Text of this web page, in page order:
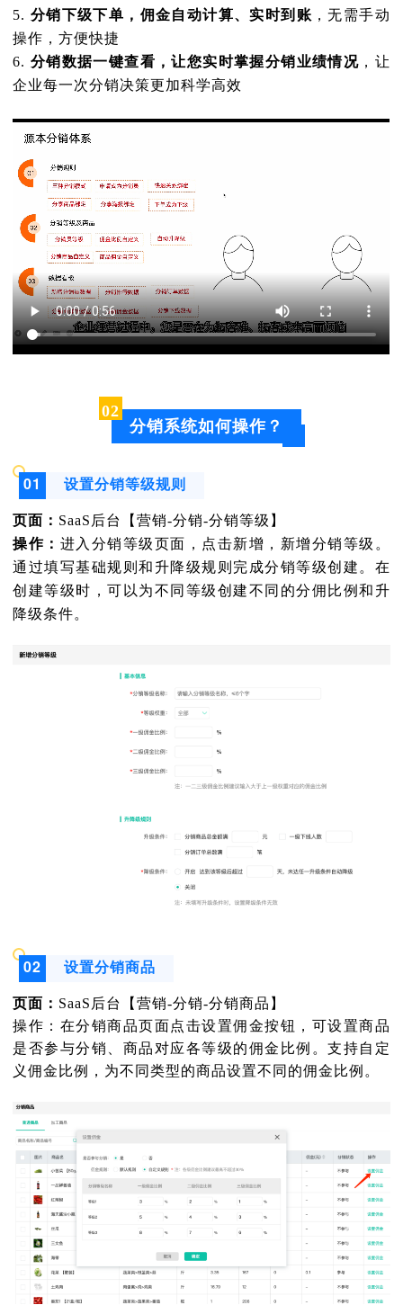
5. 分销下级下单，佣金自动计算、实时到账 ，无需手动
操作，方便快捷
6. 分销数据一键查看，让您实时掌握分销业绩情况 ，让
企业每一次分销决策更加科学高效
02
分销系统如何操作？
01 设置分销等级规则
页面： SaaS后台【营销-分销-分销等级】
操作： 进入分销等级页面，点击新增，新增分销等级。
通过填写基础规则和升降级规则完成分销等级创建。在
创建等级时，可以为不同等级创建不同的分佣比例和升
降级条件。
02 设置分销商品
页面： SaaS后台【营销-分销-分销商品】
操作：在分销商品页面点击设置佣金按钮，可设置商品
是否参与分销、商品对应各等级的佣金比例。支持自定
义佣金比例，为不同类型的商品设置不同的佣金比例。